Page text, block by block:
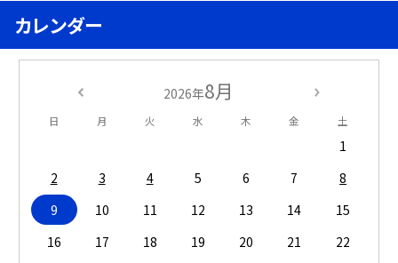
カレンダー
2026年8月
日 月 火 水 木 金 土
1
2
3 4 5 6 7
8
9
10 11 12 13 14
15
16
17 18 19 20 21
22